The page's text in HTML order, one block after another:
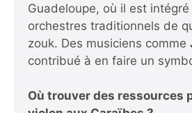
Guadeloupe, où il est
orchestres traditionnels de
zouk. Des musiciens comme
contribué à en faire un
Où trouver des ressources